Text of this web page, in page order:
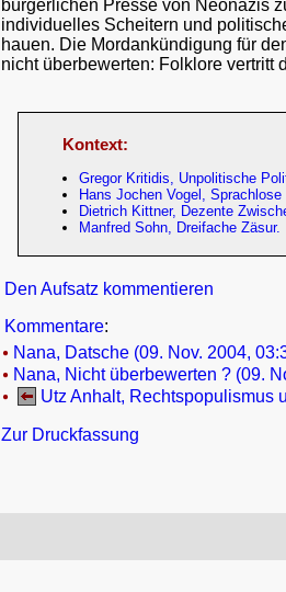
bürgerlichen Presse von Neonazis
individuelles Scheitern und
hauen. Die Mordankündigung für
nicht überbewerten: Folklore vertritt
Kontext:
Gregor Kritidis, Unpolitische
Hans Jochen Vogel,
Dietrich Kittner, Dezente
Manfred Sohn, Dreifache Zäsur.
Den Aufsatz kommentieren
Kommentare:
Nana, Datsche (09. Nov. 2004,
Nana, Nicht überbewerten ? (09.
Utz Anhalt, Rechtspopulismus
Zur Druckfassung